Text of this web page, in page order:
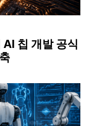
칩 개발 공식